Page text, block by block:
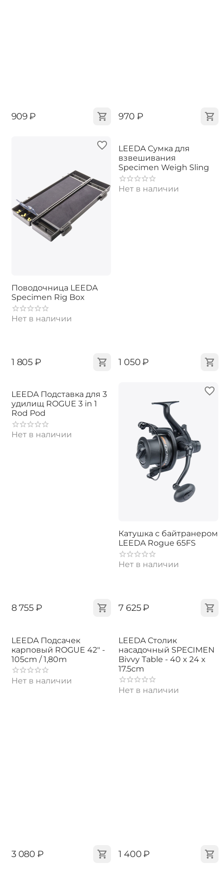
‍909‍ ₽ ‍970‍ ₽
Поводочница LEEDA
Specimen Rig Box
Нет в наличии
‍1 805‍₽
LEEDA Сумка для
взвешивания
Specimen Weigh Sling
Нет в наличии
‍1 050‍₽
LEEDA Подставка для 3
удилищ ROGUE 3 in 1
Rod Pod
Нет в наличии
‍8 755‍₽
Катушка с байтранером
LEEDA Rogue 65FS
Нет в наличии
‍7 625‍₽
LEEDA Подсачек
карповый ROGUE 42" -
105cm / 1,80m
Нет в наличии
‍3 080‍ ₽
LEEDA Столик
насадочный SPECIMEN
Bivvy Table - 40 x 24 x
17.5cm
Нет в наличии
‍1 400‍₽